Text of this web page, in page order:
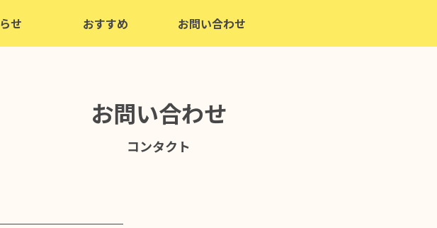
せ おすすめ お問い合わせ
お問い合わせ
コンタクト